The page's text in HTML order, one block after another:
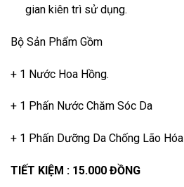
gian kiên trì sử dụng.
Bộ Sản Phẩm Gồm
+ 1 Nước Hoa Hồng.
+ 1 Phấn Nước Chăm Sóc Da
+ 1 Phấn Dưỡng Da Chống Lão Hóa
TIẾT KIỆM : 15.000 ĐỒNG